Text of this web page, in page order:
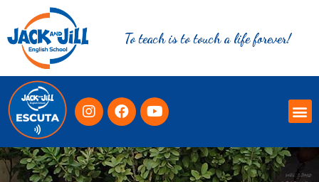
To teach is to touch a life forever!